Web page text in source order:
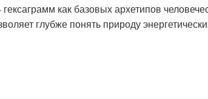
как базовых архетипов
глубже понять природу